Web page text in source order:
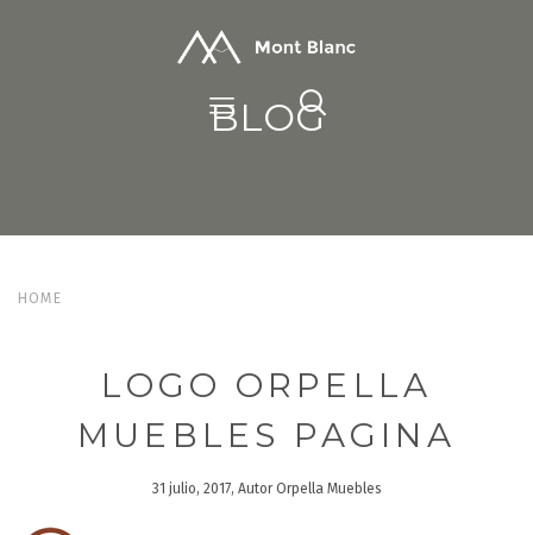
BLOG
HOME
LOGO ORPELLA
MUEBLES PAGINA
31 julio, 2017, Autor Orpella Muebles